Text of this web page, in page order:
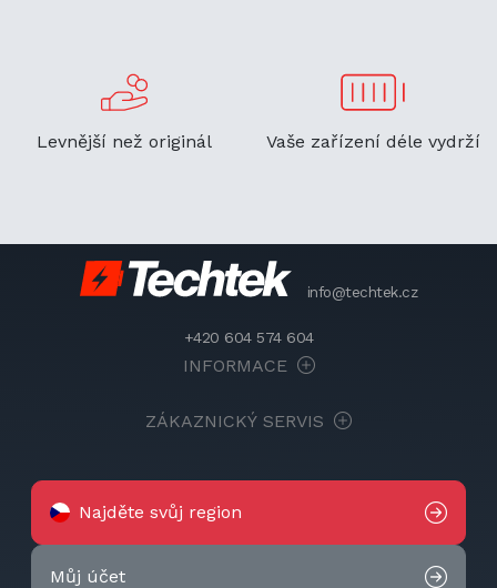
Levnější než originál Vaše zařízení déle vydrží
info@techtek.cz
+420 604 574 604
INFORMACE
ZÁKAZNICKÝ SERVIS
Najděte svůj region
Můj účet